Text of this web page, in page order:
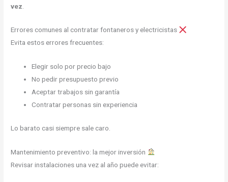
vez
Errores comunes al contratar fontaneros y electricistas
Evita estos errores frecuentes:
Elegir solo por precio bajo
No pedir presupuesto previo
Aceptar trabajos sin garantía
Contratar personas sin experiencia
Lo barato casi siempre sale caro.
Mantenimiento preventivo: la mejor inversión
Revisar instalaciones una vez al año puede evitar: